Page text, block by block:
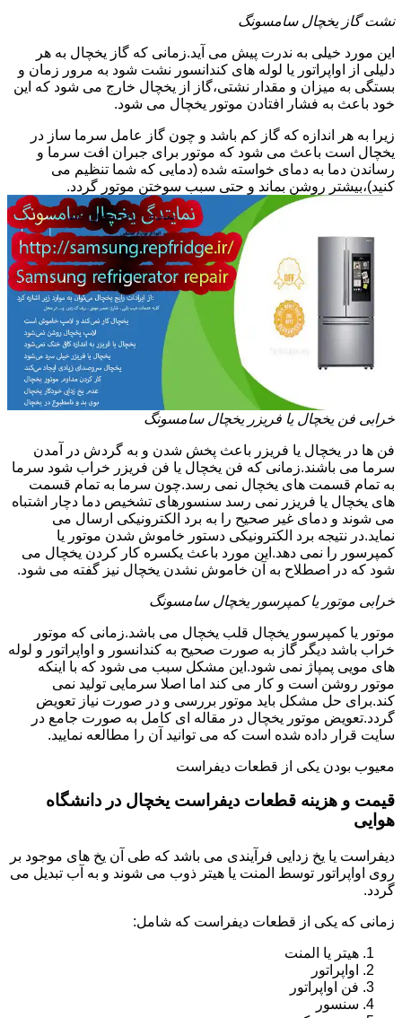
نشت گاز یخچال سامسونگ
این مورد خیلی به ندرت پیش می آید.زمانی که گاز یخچال به هر
دلیلی از اواپراتور یا لوله های کندانسور نشت شود به مرور زمان و
بستگی به میزان و مقدار نشتی،گاز از یخچال خارج می شود که این
خود باعث به فشار افتادن موتور یخچال می شود.
زیرا به هر اندازه که گاز کم باشد و چون گاز عامل سرما ساز در
یخچال است باعث می شود که موتور برای جبران افت سرما و
رساندن دما به دمای خواسته شده (دمایی که شما تنظیم می
کنید)،بیشتر روشن بماند و حتی سبب سوختن موتور گردد.
خرابی فن یخچال یا فریزر یخچال سامسونگ
فن ها در یخچال یا فریزر باعث پخش شدن و به گردش در آمدن
سرما می باشند.زمانی که فن یخچال یا فن فریزر خراب شود سرما
به تمام قسمت های یخچال نمی رسد.چون سرما به تمام قسمت
های یخچال یا فریزر نمی رسد سنسورهای تشخیص دما دچار اشتباه
می شوند و دمای غیر صحیح را به برد الکترونیکی ارسال می
نماید.در نتیجه برد الکترونیکی دستور خاموش شدن موتور یا
کمپرسور را نمی دهد.این مورد باعث یکسره کار کردن یخچال می
شود که در اصطلاح به آن خاموش نشدن یخچال نیز گفته می شود.
خرابی موتور یا کمپرسور یخچال سامسونگ
موتور یا کمپرسور یخچال قلب یخچال می باشد.زمانی که موتور
خراب باشد دیگر گاز به صورت صحیح به کندانسور و اواپراتور و لوله
های مویی پمپاژ نمی شود.این مشکل سبب می شود که با اینکه
موتور روشن است و کار می کند اما اصلا سرمایی تولید نمی
کند.برای حل مشکل باید موتور بررسی و در صورت نیاز تعویض
گردد.تعویض موتور یخچال در مقاله ای کامل به صورت جامع در
سایت قرار داده شده است که می توانید آن را مطالعه نمایید.
معیوب بودن یکی از قطعات دیفراست
قیمت و هزینه قطعات دیفراست یخچال در دانشگاه
هوایی
دیفراست یا یخ زدایی فرآیندی می باشد که طی آن یخ های موجود بر
روی اواپراتور توسط المنت یا هیتر ذوب می شوند و به آب تبدیل می
گردد.
زمانی که یکی از قطعات دیفراست که شامل:
هیتر یا المنت
اواپراتور
فن اواپراتور
سنسور